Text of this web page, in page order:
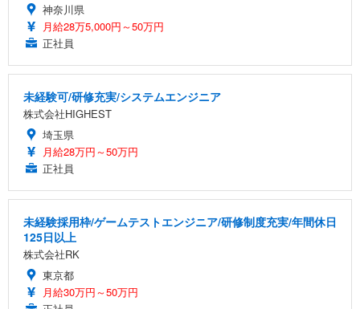
神奈川県
月給28万5,000円～50万円
正社員
未経験可/研修充実/システムエンジニア
株式会社HIGHEST
埼玉県
月給28万円～50万円
正社員
未経験採用枠/ゲームテストエンジニア/研修制度充実/年間休日
125日以上
株式会社RK
東京都
月給30万円～50万円